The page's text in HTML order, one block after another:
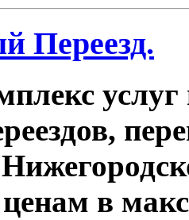
Переезд.
в